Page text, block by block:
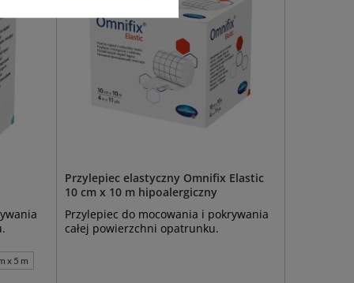
x 5 m
Przylepiec elastyczny Omnifix Elastic
10 cm x 10 m hipoalergiczny
Przylepiec do mocowania i pokrywania
całej powierzchni opatrunku.